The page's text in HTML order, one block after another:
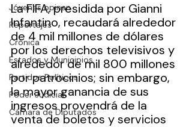
Jóvenes opinan
Reportajes
Crónica
Estados y Municipios
Partidos Políticos
Poder Judicial
Cámara de Diputados
La FIFA, presidida por Gianni
Infantino, recaudará alrededor
de 4 mil millones de dólares
por los derechos televisivos y
alrededor de mil 800 millones
por patrocinios; sin embargo,
la mayor ganancia de sus
ingresos provendrá de la
venta de boletos y servicios